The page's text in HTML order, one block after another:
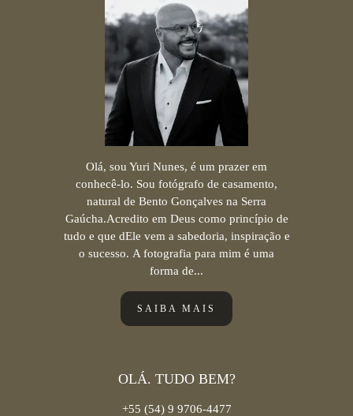
Olá, sou Yuri Nunes, é um prazer em
conhecê-lo. Sou fotógrafo de casamento,
natural de Bento Gonçalves na Serra
Gaúcha.Acredito em Deus como princípio de
tudo e que dEle vem a sabedoria, inspiração e
o sucesso. A fotografia para mim é uma
forma de...
SAIBA MAIS
OLÁ. TUDO BEM?
+55 (54) 9 9706-4477